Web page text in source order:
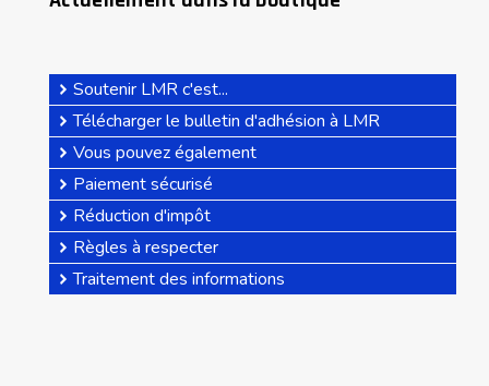
Soutenir LMR c'est...
Télécharger le bulletin d'adhésion à LMR
Vous pouvez également
Paiement sécurisé
Réduction d'impôt
Règles à respecter
Traitement des informations